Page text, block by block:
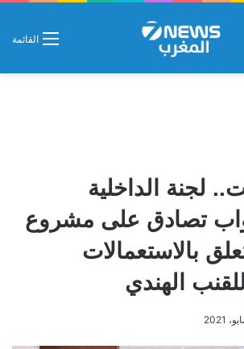
القائمة
لجنة الداخلية
تصادق على مشروع
بالاستعمالات
الهندي